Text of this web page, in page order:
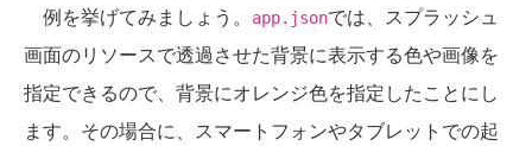
例を挙げてみましょう。 app.jsonでは、スプラッシュ
画面のリソースで透過させた背景に表示する色や画像を
指定できるので、背景にオレンジ色を指定したことにし
ます。その場合に、スマートフォンやタブレットでの起